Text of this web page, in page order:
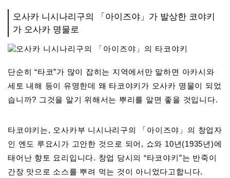
오사카 니시나리구의 「아이즈야」가 발상한 코야키
가 오사카 명물로
단순히 “타코”가 많이 잡히는 지역에서만 말하면 아카시와
세토 내해 등이 유명한데 왜 타코야키가 오사카 명물이 되었
습니까? 그것을 알기 위해서는 뿌리를 알면 좋을 것입니다.
타코야키는, 오사카부 니시나리구의 「아이즈야」의 창업자
인 엔도 루요시가 고안한 것으로 되어, 쇼와 10년(1935년)에
태어난 향토 요리입니다. 창업 당시의 “타코야키”는 반죽이
간장 맛으로 소스를 뿌려 먹는 것이 아니었다고합니다.